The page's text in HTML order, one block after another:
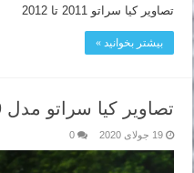
تصاویر کیا سراتو 2011 تا 2012
بیشتر بخوانید »
تصاویر کیا سراتو مدل 2009 تا 2012
19 جولای 2020 0